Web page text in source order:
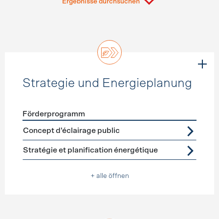
Ergebnisse durchsuchen
Strategie und Energieplanung
Förderprogramme Strategie und Energieplanung
Förderprogramm
Concept d'éclairage public
Stratégie et planification énergétique
+ alle öffnen